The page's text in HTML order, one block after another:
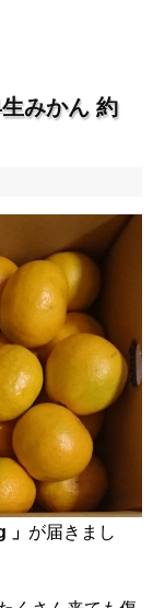
みかん 約
」 が届きまし